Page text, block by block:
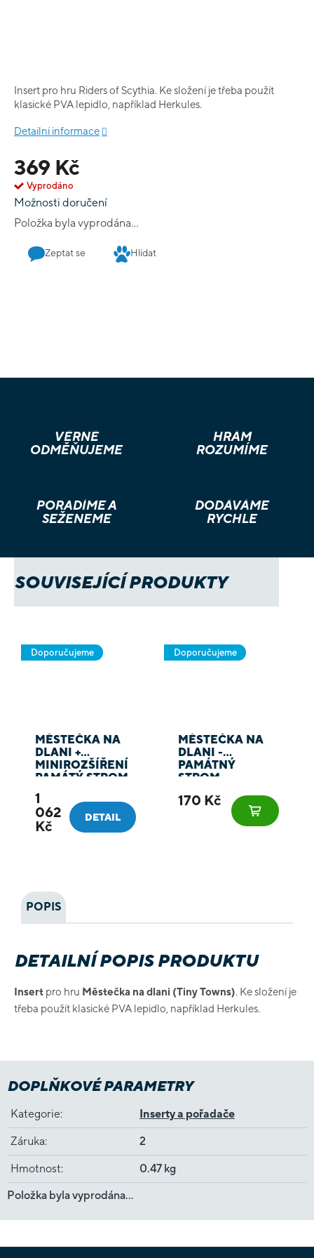
369 Kč
Vyprodáno
Možnosti doručení
Položka byla vyprodána…
Insert pro hru Riders of Scythia. Ke složení je třeba použít
klasické PVA lepidlo, například Herkules.
Detailní informace
Zeptat se Hlídat
VĚRNÉ
ODMĚŇUJEME
HRÁM
ROZUMÍME
PORADÍME A
SEŽENEME
DODÁVÁME
RYCHLE
SOUVISEJÍCÍ PRODUKTY
Doporučujeme
MĚSTEČKA NA
DLANI +
MINIROZŠÍŘENÍ
PAMÁTÝ STROM
1
062
Kč
DETAIL
Doporučujeme
MĚSTEČKA NA
DLANI -
PAMÁTNÝ
STROM
170 Kč
POPIS
DETAILNÍ POPIS PRODUKTU
Insert pro hru Městečka na dlani (Tiny Towns). Ke složení je
třeba použít klasické PVA lepidlo, například Herkules.
DOPLŇKOVÉ PARAMETRY
Kategorie: Inserty a pořadače
Záruka: 2
Hmotnost:
0.47 kg
Položka byla vyprodána…